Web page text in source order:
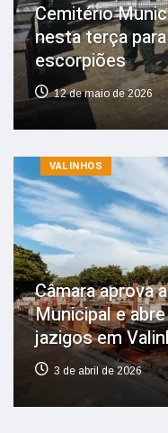
Cemitério
nesta terça
escorpiões
12 de maio de 2026
VALINHOS
Câmara aprova
Municipal e
jazigos em
3 de abril de 2026